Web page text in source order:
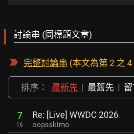
討論串 (同標題文章)
完整討論串 (本文為第 2 之 4
排序： 最新先 | 最舊先 |
7
16
Re: [Live] WWDC 2026
oopsskimo